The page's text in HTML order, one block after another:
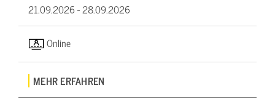
21.09.2026 -28.09.2026
Online
MEHR ERFAHREN